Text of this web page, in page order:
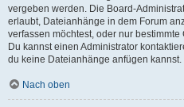
vergeben werden. Die Board-
erlaubt, Dateianhänge in dem Forum
verfassen möchtest, oder nur
Du kannst einen Administrator
du keine Dateianhänge anfügen kannst.
Nach oben